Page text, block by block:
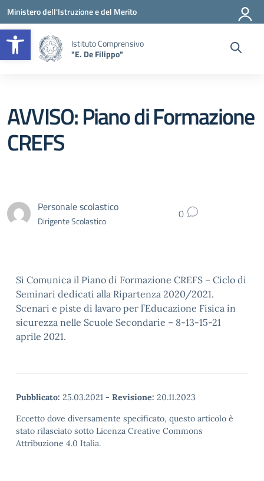
Apri la barra degli strumenti
Vai ai contenuti
Vai al menu di navigazione
Vai al footer
Ministero dell'Istruzione e del Merito
Istituto Comprensivo
"E. De Filippo"
AVVISO: Piano di Formazione
CREFS
Personale scolastico
Dirigente Scolastico 0
Si Comunica il Piano di Formazione CREFS – Ciclo di
Seminari dedicati alla Ripartenza 2020/2021.
Scenari e piste di lavaro per l’Educazione Fisica in
sicurezza nelle Scuole Secondarie – 8-13-15-21
aprile 2021.
Pubblicato: 25.03.2021 - Revisione: 20.11.2023
Eccetto dove diversamente specificato, questo articolo è
stato rilasciato sotto Licenza Creative Commons
Attribuzione 4.0 Italia.